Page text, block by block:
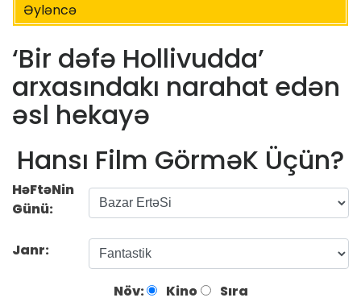
Əyləncə
‘Bir dəfə Hollivudda’
arxasındakı narahat edən
əsl hekayə
Hansı Film GörməK Üçün?
HəFtəNin
Günü:
Janr:
Növ: Kino Sıra